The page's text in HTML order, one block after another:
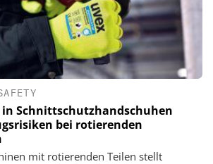
Schnittschutzhand­schuhen
bei rotierenden
mit rotierenden Teilen stellt